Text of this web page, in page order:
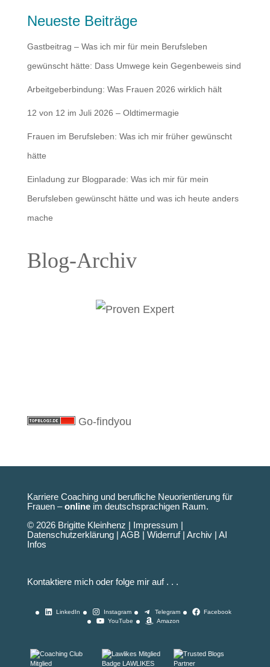
Neueste Beiträge
Gastbeitrag – Was ich mir für mein Berufsleben
gewünscht hätte: Dass Umwege kein Gegenbeweis sind
Arbeitgeberbindung: Was Frauen 2026 wirklich hält
12 von 12 im Juli 2026 – Oldtimermagie
Frauen im Berufsleben: Was ich mir früher gewünscht
hätte
Einladung zur Blogparade: Was ich mir für mein
Berufsleben gewünscht hätte und was ich heute anders
mache
Blog-Archiv
Go-findyou
Karriere Coaching und berufliche Neuorientierung für
Frauen –onlineim deutschsprachigen Raum.
© 2026 Brigitte Kleinhenz | Impressum |
Datenschutzerklärung| AGB| Widerruf| Archiv| AI
Infos
Kontaktiere mich oder folge mir auf . . .
LinkedIn Instagram Telegram
Facebook
YouTube
Amazon